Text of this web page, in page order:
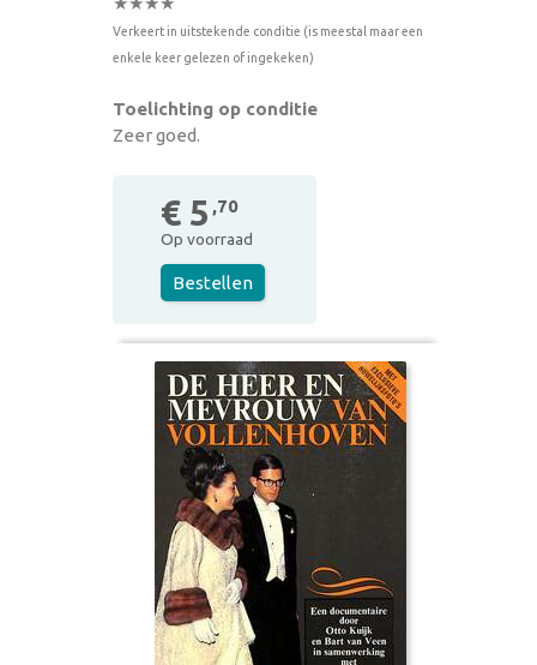
Verkeert in uitstekende conditie (is meestal maar een
enkele keer gelezen of ingekeken)
Toelichting op conditie
Zeer goed.
€ 5 ,70
Op voorraad
Bestellen